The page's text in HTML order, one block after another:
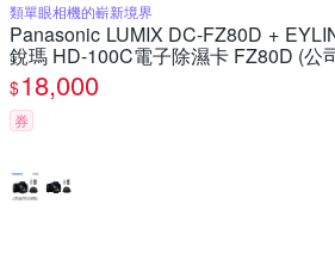
類單眼相機的嶄新境界
Panasonic LUMIX DC-FZ80D +
銳瑪 HD-100C電子除濕卡 FZ80D (公
$18,000
券